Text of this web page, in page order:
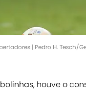
| Pedro H. Tesch/
houve o